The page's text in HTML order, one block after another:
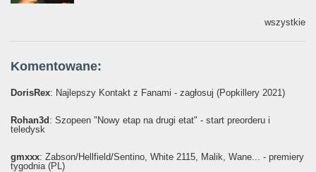
wszystkie
Komentowane:
DorisRex: Najlepszy Kontakt z Fanami - zagłosuj (Popkillery 2021)
Rohan3d : Szopeen "Nowy etap na drugi etat" - start preorderu i
teledysk
gmxxx: Żabson/Hellfield/Sentino, White 2115, Malik, Wane... - premiery
tygodnia (PL)